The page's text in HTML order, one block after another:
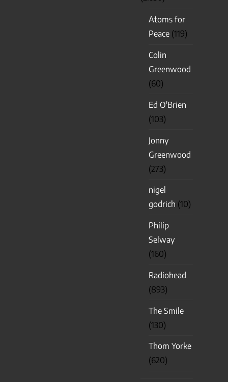
Atoms for
Peace (119)
Colin
Greenwood
(60)
Ed O'Brien
(103)
Jonny
Greenwood
(273)
nigel
godrich (10)
Philip
Selway
(160)
Radiohead
(893)
The Smile
(130)
Thom Yorke
(620)